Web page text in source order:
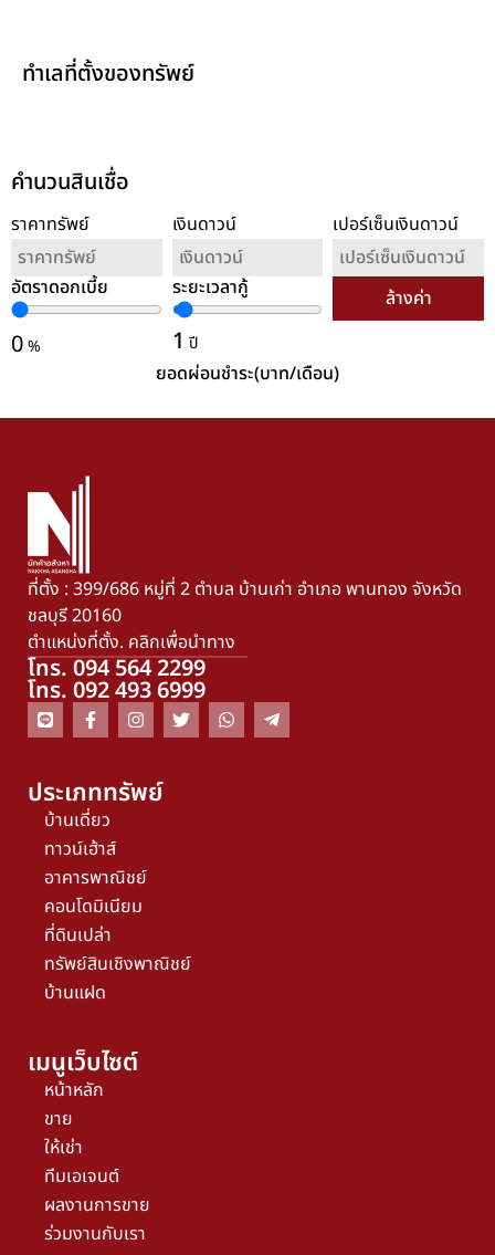
ทำเลที่ตั้งของทรัพย์
คำนวนสินเชื่อ
ราคาทรัพย์ เงินดาวน์ เปอร์เซ็นเงินดาวน์
อัตราดอกเบี้ย
0%
ระยะเวลากู้
1 ปี
ล้างค่า
ยอดผ่อนชำระ(บาท/เดือน)
ที่ตั้ง : 399/686 หมู่ที่ 2 ตำบล บ้านเก่า อำเภอ พานทอง จังหวัด
ชลบุรี 20160
ตำแหน่งที่ตั้ง. คลิกเพื่อนำทาง
โทร. 094 564 2299
โทร. 092 493 6999
ประเภททรัพย์
บ้านเดี่ยว
ทาวน์เฮ้าส์
อาคารพาณิชย์
คอนโดมิเนียม
ที่ดินเปล่า
ทรัพย์สินเชิงพาณิชย์
บ้านแฝด
เมนูเว็บไซต์
หน้าหลัก
ขาย
ให้เช่า
ทีมเอเจนต์
ผลงานการขาย
ร่วมงานกับเรา